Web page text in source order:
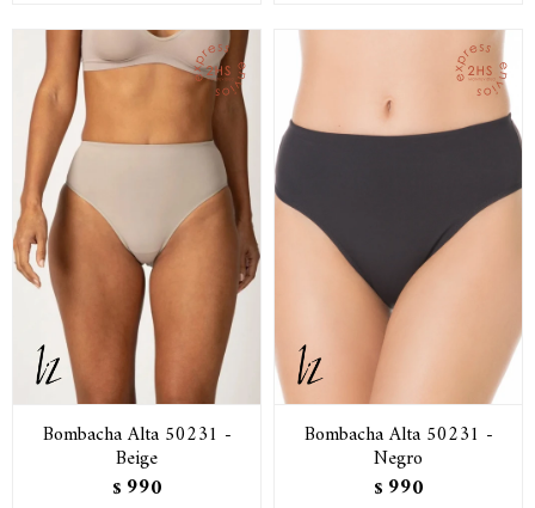
Bombacha Alta 50231 -
Beige
$ 990
Bombacha Alta 50231 -
Negro
$ 990